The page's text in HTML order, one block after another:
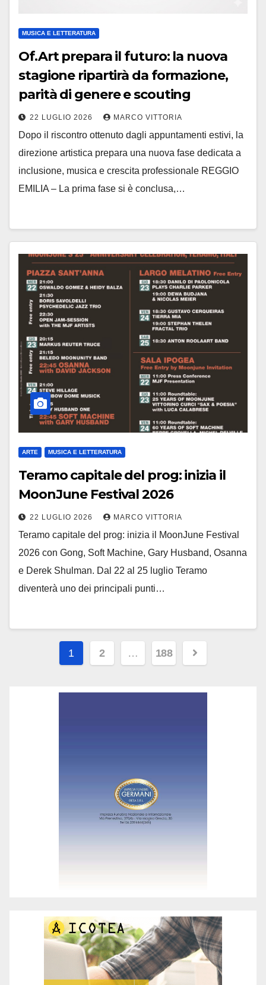
MUSICA E LETTERATURA
Of.Art prepara il futuro: la nuova
stagione ripartirà da formazione,
parità di genere e scouting
22 LUGLIO 2026 MARCO VITTORIA
Dopo il riscontro ottenuto dagli appuntamenti estivi, la
direzione artistica prepara una nuova fase dedicata a
inclusione, musica e crescita professionale REGGIO
EMILIA – La prima fase si è conclusa,…
ARTE MUSICA E LETTERATURA
Teramo capitale del prog: inizia il
MoonJune Festival 2026
22 LUGLIO 2026 MARCO VITTORIA
Teramo capitale del prog: inizia il MoonJune Festival
2026 con Gong, Soft Machine, Gary Husband, Osanna
e Derek Shulman. Dal 22 al 25 luglio Teramo
diventerà uno dei principali punti…
Paginazione
1 2 … 188